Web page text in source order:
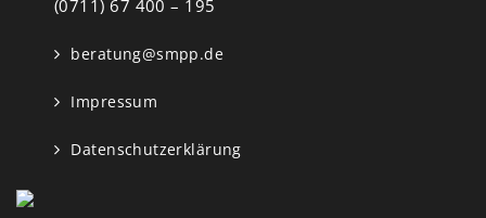
(0711) 67 400 – 195
beratung@smpp.de
Impressum
Datenschutzerklärung